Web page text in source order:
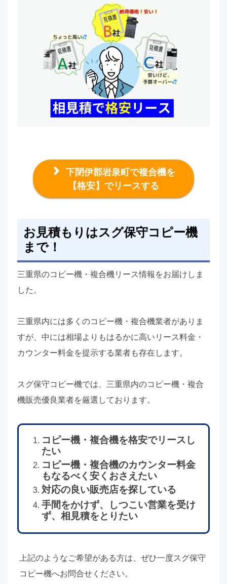
下閉伊郡岩泉町で複合機を
【格安】でリースする
お見積もりはスグ保守コピー機
まで！
三重県のコピー機・複合機リース情報をお届けしま
した。
三重県内には多くのコピー機・複合機業者がありま
すが、中には相場よりもはるかに高いリース料金・
カウンター料金を提示する業者も存在します。
スグ保守コピー機では、三重県内のコピー機・複合
機販売優良業者を厳選しております。
コピー機・複合機を格安でリースし
たい
コピー機・複合機のカウンター料金
もなるべく安くおさえたい
対応の良い販売店を探している
手間をかけず、しつこい営業を受け
ず、相見積をとりたい
上記のようなご希望がある方は、ぜひ一度スグ保守
コピー機へお問合せください。